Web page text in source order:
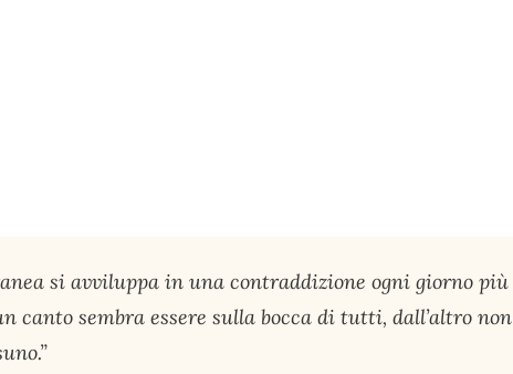
si avviluppa in una contraddizione ogni giorno più
canto sembra essere sulla bocca di tutti, dall’altro non